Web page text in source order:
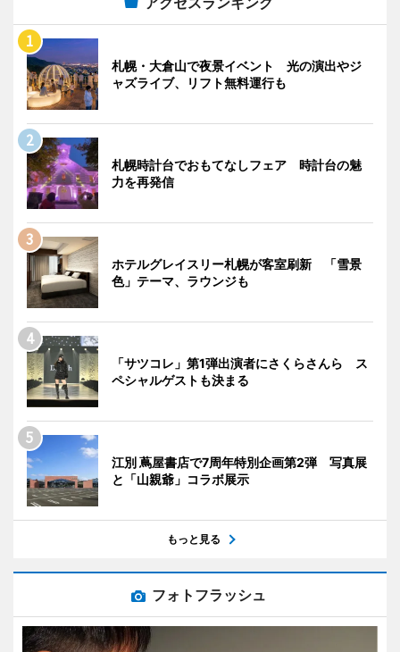
札幌・大倉山で夜景イベント 光の演出やジ
ャズライブ、リフト無料運行も
札幌時計台でおもてなしフェア 時計台の魅
力を再発信
ホテルグレイスリー札幌が客室刷新 「雪景
色」テーマ、ラウンジも
「サツコレ」第1弾出演者にさくらさんら ス
ペシャルゲストも決まる
江別 蔦屋書店で7周年特別企画第2弾 写真展
と「山親爺」コラボ展示
もっと見る
フォトフラッシュ